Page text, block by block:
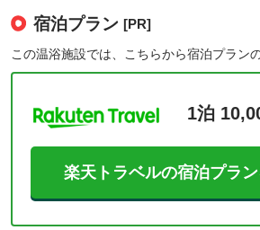
宿泊プラン [PR]
この温浴施設では、こちらから宿泊プラン
1泊
楽天トラベルの宿泊プラ